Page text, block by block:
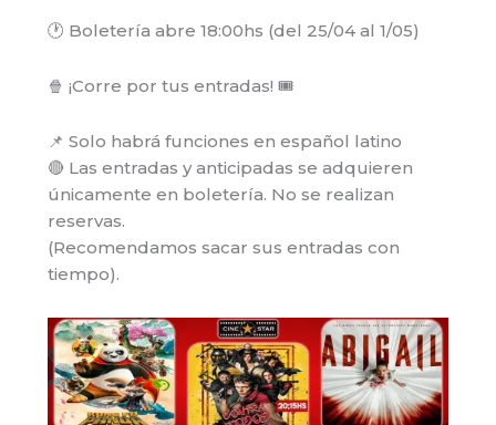
🕐 Boletería abre 18:00hs (del 25/04 al 1/05)
🍿 ¡Corre por tus entradas! 🎟️
📌 Solo habrá funciones en español latino
🔴 Las entradas y anticipadas se adquieren
únicamente en boletería. No se realizan
reservas.
(Recomendamos sacar sus entradas con
tiempo).